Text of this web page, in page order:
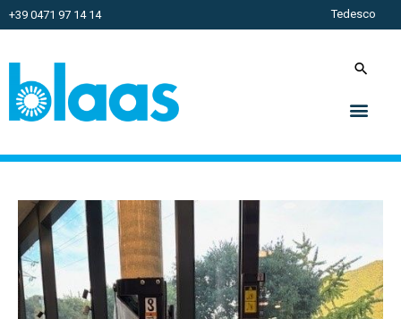
+39 0471 97 14 14 Tedesco